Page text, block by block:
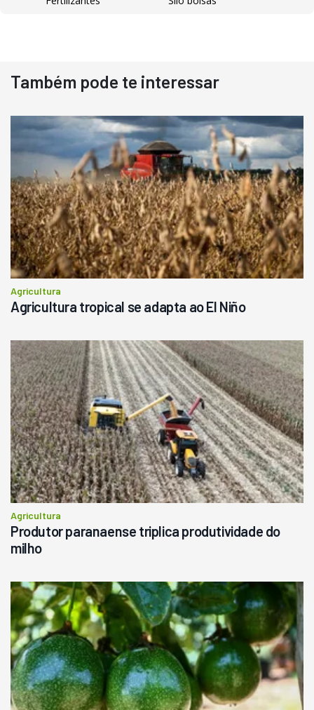
Pá Carregadeira Cat 966
Ano 1987
R$ 145.000
Consultar
Também pode te interessar
Agricultura
Agricultura tropical se adapta ao El Niño
Agricultura
Produtor paranaense triplica produtividade do
milho